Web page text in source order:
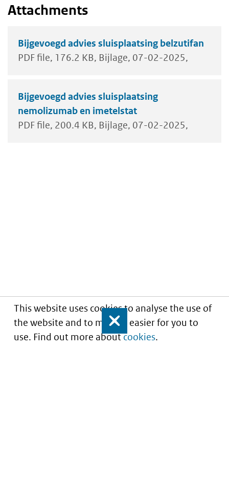
This website uses cookies to analyse the use of
the website and to make it easier for you to
use. Find out more aboutcookies.
Close
Attachments
Bijgevoegd advies sluisplaatsing belzutifan
PDF file 176.2 KB Bijlage 07-02-2025
Bijgevoegd advies sluisplaatsing
nemolizumab en imetelstat
PDF file 200.4 KB Bijlage 07-02-2025